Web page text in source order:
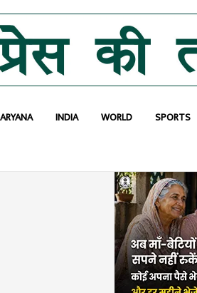
INDIA WORLD SPORTS